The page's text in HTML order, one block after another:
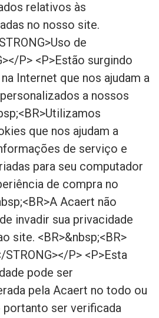
relativos às
no nosso site.
de
P> <P>Estão surgindo
Internet que nos ajudam a
a nossos
que nos ajudam a
de serviço e
para seu computador
de compra no
Acaert não
invadir sua privacidade
site. <BR>&nbsp;<BR>
STRONG></P> <P>Esta
pode ser
pela Acaert no todo ou
portanto ser verificada